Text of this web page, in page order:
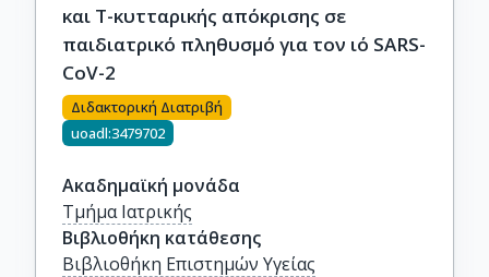
και Τ-κυτταρικής απόκρισης σε
παιδιατρικό πληθυσμό για τον ιό SARS-
CoV-2
Διδακτορική Διατριβή
uoadl:3479702
Ακαδημαϊκή μονάδα
Τμήμα Ιατρικής
Βιβλιοθήκη κατάθεσης
Βιβλιοθήκη Επιστημών Υγείας